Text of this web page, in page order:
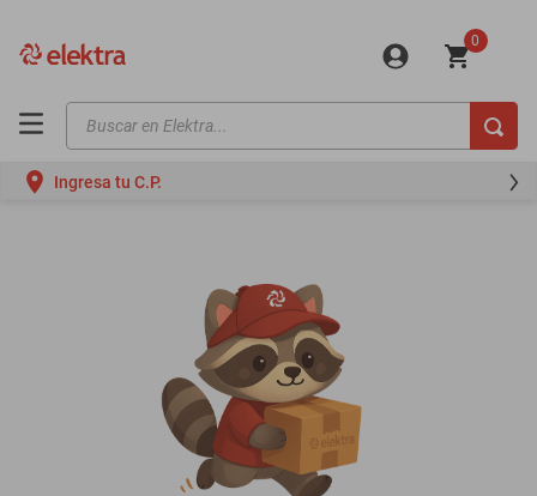
0
Buscar en Elektra...
Ingresa tu C.P.
motos